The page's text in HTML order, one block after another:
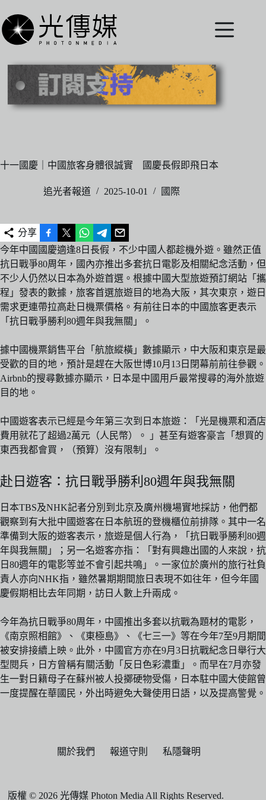
至
主
內
十一國慶｜中國旅客身體很誠實 國慶長假即飛日本
追光者報道 2025-10-01 國際
分享
今年中國國慶適逢8日長假，不少中國人都趁機外遊。雖然正值
抗日戰爭80周年，國內亦推出多套抗日電影及相關紀念活動，但
不少人仍然以日本為外遊首選。根據中國大型旅遊預訂網站「攜
程」發表的數據，旅客首選旅遊目的地為大阪，其次東京，遊日
需求更連帶拉高赴日機票價格。有前往日本的中國旅客更表示
「抗日戰爭勝利80週年與我無關」。
據中國機票銷售平台「航旅縱橫」數據顯示，中大阪和東京是最
受歡的目的地，預計是趕在大阪世博10月13日閉幕前前往參觀。
Airbnb的搜尋數據亦顯示，日本是中國用戶最常搜尋的海外旅遊
目的地。
中國遊客表示已經是今年第三次到日本旅遊：「光是機票和酒店
費用就花了超過2萬元（人民幣）。 」甚至有遊客豪言「想買的
東西我都會買，（預算）沒有限制」。
赴日遊客：抗日戰爭勝利80週年與我無關
日本TBS及NHK記者分別到北京及廣州機場實地採訪，他們都
觀察到有大批中國遊客在日本航班的登機櫃位前排隊。其中一名
準備到大阪的遊客表示，旅遊是個人行為，「 抗日戰爭勝利80週
年與我無關」；另一名遊客亦指：「對有興趣出國的人來說，抗
日80週年的電影等並不會引起共鳴」。一家位於廣州的旅行社負
責人亦向NHK指，雖然暑期期間旅日表現不如往年，但今年國
慶假期相比去年同期，訪日人數上升兩成。
今年為抗日戰爭80周年，中國推出多套以抗戰為題材的電影，
《南京照相館》、《東極島》、《七三一》等在今年7至9月期間
被安排接續上映。此外，中國官方亦在9月3日抗戰紀念日舉行大
型閱兵，日方曾稱有關活動「反日色彩濃重」。而早在7月亦發
生一對日籍母子在蘇州被人投擲硬物受傷，日本駐中國大使館曾
一度提醒在華國民，外出時避免大聲使用日語，以及提高警覺。
關於我們 報道守則 私隱聲明
版權 © 2026 光傳媒 Photon Media All Rights Reserved.